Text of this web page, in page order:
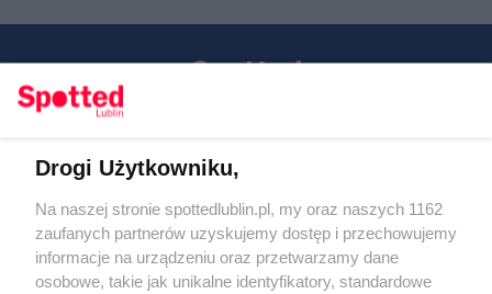
Regulamin
Polityka prywatności
RODO
Warunki korzystania z treści
Drogi Użytkowniku,
Na naszej stronie spottedlublin.pl, my oraz naszych 1162
zaufanych partnerów uzyskujemy dostęp i przechowujemy
informacje na urządzeniu oraz przetwarzamy dane
osobowe, takie jak unikalne identyfikatory, standardowe